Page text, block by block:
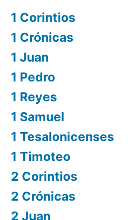
1 Corintios
1 Crónicas
1 Juan
1 Pedro
1 Reyes
1 Samuel
1 Tesalonicenses
1 Timoteo
2 Corintios
2 Crónicas
2 Juan